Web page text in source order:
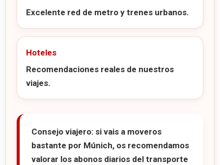
Excelente red de metro y trenes urbanos.
Hoteles
Recomendaciones reales de nuestros
viajes.
Consejo viajero: si vais a moveros
bastante por Múnich, os recomendamos
valorar los abonos diarios del transporte